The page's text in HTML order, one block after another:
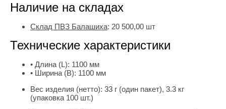
Наличие на складах
Склад ПВЗ Балашиха: 20 500,00 шт
Технические характеристики
• Длина (L): 1100 мм
• Ширина (B): 1100 мм
Вес изделия (нетто): 33 г (один пакет), 3.3 кг
(упаковка 100 шт.)